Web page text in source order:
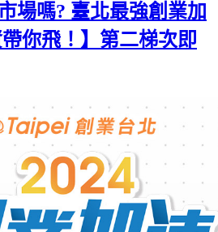
場嗎? 臺北最強創業加
你飛！】第二梯次即